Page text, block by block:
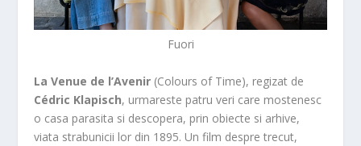
Fuori
La Venue de l’Avenir (Colours of Time), regizat de
Cédric Klapisch, urmareste patru veri care mostenesc
o casa parasita si descopera, prin obiecte si arhive,
viata strabunicii lor din 1895. Un film despre trecut,